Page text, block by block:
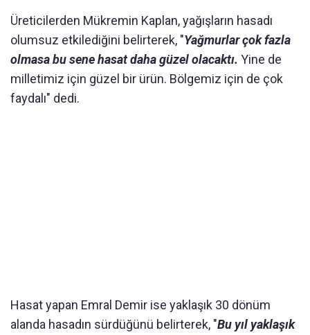
Üreticilerden Mükremin Kaplan, yağışların hasadı
olumsuz etkilediğini belirterek, "Yağmurlar çok fazla
olmasa bu sene hasat daha güzel olacaktı. Yine de
milletimiz için güzel bir ürün. Bölgemiz için de çok
faydalı" dedi.
Hasat yapan Emral Demir ise yaklaşık 30 dönüm
alanda hasadın sürdüğünü belirterek, "Bu yıl yaklaşık